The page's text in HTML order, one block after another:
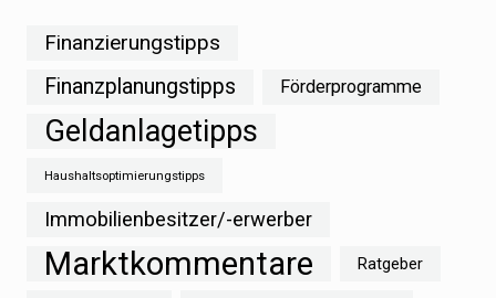
Finanzierungstipps
Finanzplanungstipps
Förderprogramme
Geldanlagetipps
Haushaltsoptimierungstipps
Immobilienbesitzer/-erwerber
Marktkommentare Ratgeber